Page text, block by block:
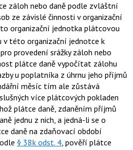
záloh nebo daně podle zvláštní
ze závislé činnosti v organizační
organizační jednotka plátcovou
v této organizační jednotce k
provedení srážky záloh nebo
plátce daně vypočítat zálohu
u poplatníka z úhrnu jeho příjmů
měsíc tím ale zůstává
více plátcových pokladen
plátce daně, zdaněním příjmů
jednu z nich, a jedná-li se o
daně na zdaňovací období
§ 38k odst. 4, pověří plátce